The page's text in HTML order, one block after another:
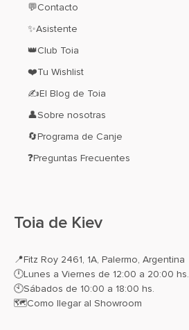
💬Contacto
✨Asistente
👑Club Toia
❤️Tu Wishlist
✍El Blog de Toia
👤Sobre nosotras
🔄Programa de Canje
❓Preguntas Frecuentes
Toia de Kiev
📍Fitz Roy 2461, 1A, Palermo, Argentina
🕛Lunes a Viernes de 12:00 a 20:00 hs.
🕙Sábados de 10:00 a 18:00 hs.
🗺️Como llegar al Showroom